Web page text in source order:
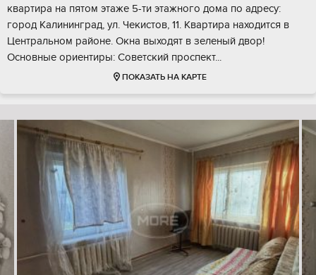
квартира на пятом этаже 5-ти этажного дома по адресу:
город Калининград, ул. Чекистов, 11. Квартира находится в
Центральном районе. Окна выходят в зеленый двор!
Основные ориентиры: Советский проспект...
ПОКАЗАТЬ НА КАРТЕ